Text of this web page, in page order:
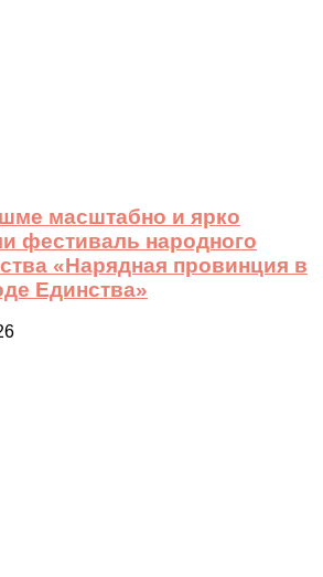
масштабно и ярко
фестиваль народного
«Нарядная провинция в
Единства»